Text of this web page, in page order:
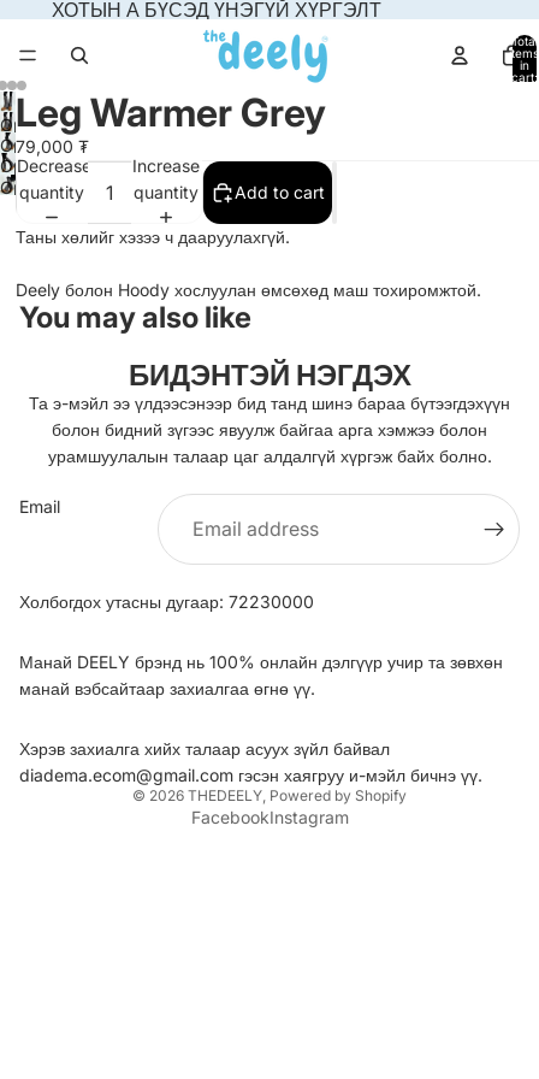
ХОТЫН А БҮСЭД ҮНЭГҮЙ ХҮРГЭЛТ
Total
items
in
cart:
Open
image
in
full
screen
Open
image
in
Open
image
full
Open
image
screen
Leg Warmer Grey
79,000 ₮
Decrease
quantity
Increase
quantity
Add to cart
Таны хөлийг хэзээ ч дааруулахгүй.
Deely болон Hoody хослуулан өмсөхөд маш тохиромжтой.
You may also like
БИДЭНТЭЙ НЭГДЭХ
Та э-мэйл ээ үлдээсэнээр бид танд шинэ бараа бүтээгдэхүүн
болон бидний зүгээс явуулж байгаа арга хэмжээ болон
урамшуулалын талаар цаг алдалгүй хүргэж байх болно.
Email
Холбогдох утасны дугаар: 72230000
Манай DEELY брэнд нь 100% онлайн дэлгүүр учир та зөвхөн
манай вэбсайтаар захиалгаа өгнө үү.
Хэрэв захиалга хийх талаар асуух зүйл байвал
diadema.ecom@gmail.com гэсэн хаягруу и-мэйл бичнэ үү.
© 2026 THEDEELY, Powered by Shopify
FacebookInstagram